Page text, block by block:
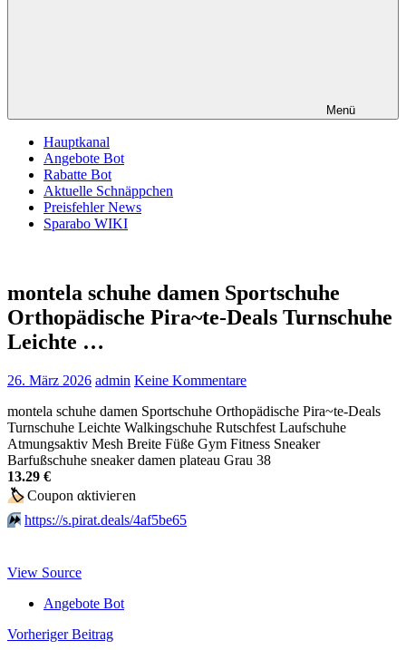
Menü
Hauptkanal
Angebote Bot
Rabatte Bot
Aktuelle Schnäppchen
Preisfehler News
Sparabo WIKI
montela schuhe damen Sportschuhe
Orthopädische Pira~te-Deals Turnschuhe
Leichte …
26. März 2026 admin Keine Kommentare
montela schuhe damen Sportschuhe Orthopädische Pira~te-Deals
Turnschuhe Leichte Walkingschuhe Rutschfest Laufschuhe
Atmungsaktiv Mesh Breite Füße Gym Fitness Sneaker
Barfußschuhe sneaker damen plateau Grau 38
13.29 €
🏷Сοuрοn αktiviегеn
⏩️ https://s.pirat.deals/4af5be65
View Source
Angebote Bot
Beitragsnavigation
Vorheriger Beitrag